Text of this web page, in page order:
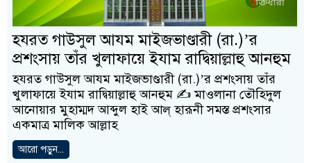
হযরত গাউসুল আযম মাইজভাণ্ডারী (রা.)’র
প্রশংসায় তাঁর খুলাফায়ে ইযাম রাদ্বিয়াল্লাহু আনহুম
হযরত গাউসুল আযম মাইজভাণ্ডারী (রা.)’র প্রশংসায় তাঁর
খুলাফায়ে ইযাম রাদ্বিয়াল্লাহু আনহুম ✍️ মাওলানা তৌহিদুল
আনােয়ার মুহাম্মদ আব্দুল হাই আল্ হারূনী সমস্ত প্রশংসার
একমাত্র মালিক আল্লাহ
আরো পড়ুন...